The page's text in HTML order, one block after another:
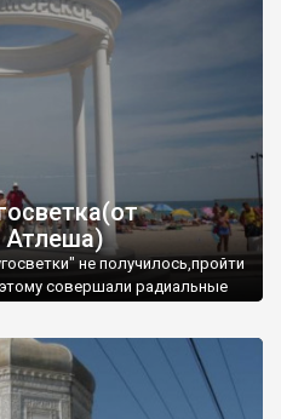
Атлеша)
не получилось,пройти
совершали радиальные